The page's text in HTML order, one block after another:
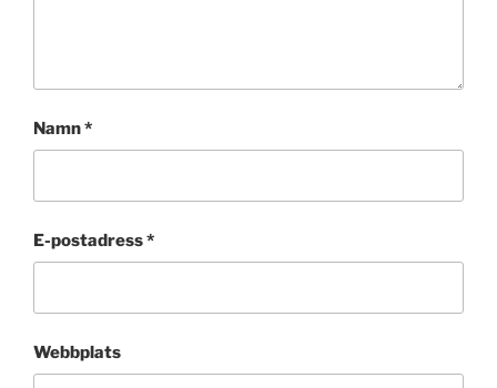
Namn*
E-postadress*
Webbplats